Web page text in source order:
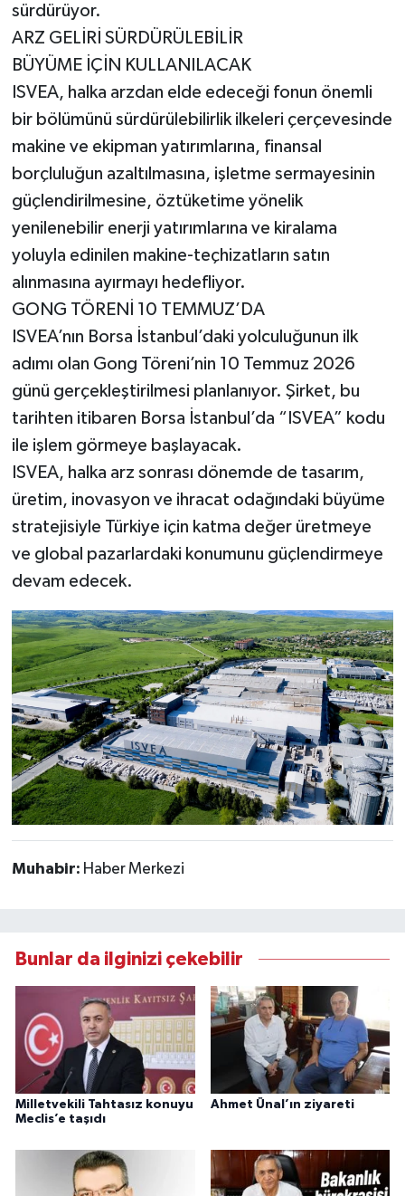
sürdürüyor.
ARZ GELİRİ SÜRDÜRÜLEBİLİR
BÜYÜME İÇİN KULLANILACAK
ISVEA, halka arzdan elde edeceği fonun önemli
bir bölümünü sürdürülebilirlik ilkeleri çerçevesinde
makine ve ekipman yatırımlarına, finansal
borçluluğun azaltılmasına, işletme sermayesinin
güçlendirilmesine, öztüketime yönelik
yenilenebilir enerji yatırımlarına ve kiralama
yoluyla edinilen makine-teçhizatların satın
alınmasına ayırmayı hedefliyor.
GONG TÖRENİ 10 TEMMUZ’DA
ISVEA’nın Borsa İstanbul’daki yolculuğunun ilk
adımı olan Gong Töreni’nin 10 Temmuz 2026
günü gerçekleştirilmesi planlanıyor. Şirket, bu
tarihten itibaren Borsa İstanbul’da “ISVEA” kodu
ile işlem görmeye başlayacak.
ISVEA, halka arz sonrası dönemde de tasarım,
üretim, inovasyon ve ihracat odağındaki büyüme
stratejisiyle Türkiye için katma değer üretmeye
ve global pazarlardaki konumunu güçlendirmeye
devam edecek.
Muhabir: Haber Merkezi
Bunlar da ilginizi çekebilir
Milletvekili Tahtasız konuyu
Meclis’e taşıdı
Ahmet Ünal’ın ziyareti